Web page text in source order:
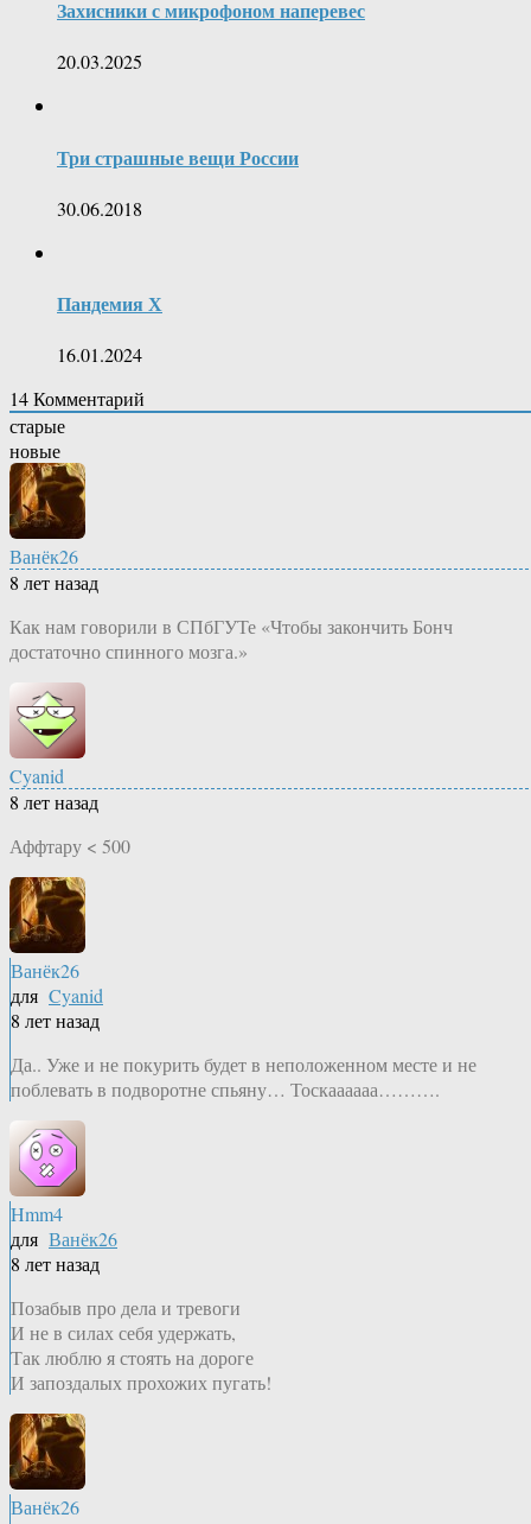
Захисники с микрофоном наперевес
20.03.2025
Три страшные вещи России
30.06.2018
Пандемия Х
16.01.2024
14Комментарий
старые
новые
Ванёк26
8 лет назад
Как нам говорили в СПбГУТе «Чтобы закончить Бонч
достаточно спинного мозга.»
Cyanid
8 лет назад
Аффтару < 500
Ванёк26
для Cyanid
8 лет назад
Да.. Уже и не покурить будет в неположенном месте и не
поблевать в подворотне спьяну… Тоскаааааа……….
Hmm4
для Ванёк26
8 лет назад
Позабыв про дела и тревоги
И не в силах себя удержать,
Так люблю я стоять на дороге
И запоздалых прохожих пугать!
Ванёк26